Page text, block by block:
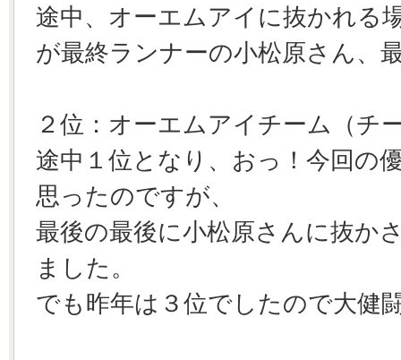
途中、オーエムアイに抜かれる
が最終ランナーの小松原さん、
２位：オーエムアイチーム（チ
途中１位となり、おっ！今回の
思ったのですが、
最後の最後に小松原さんに抜か
ました。
でも昨年は３位でしたので大健